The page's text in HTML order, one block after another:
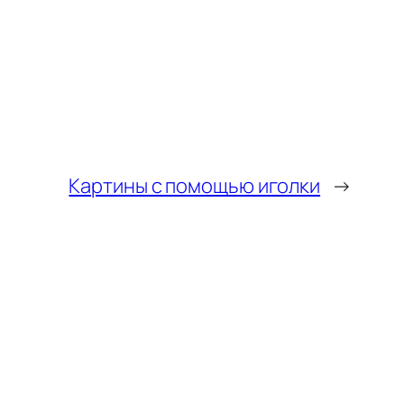
Картины с помощью иголки →